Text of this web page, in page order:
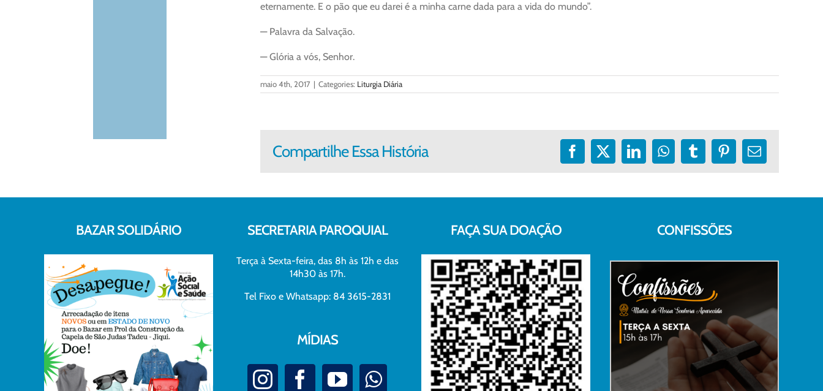
eternamente. E o pão que eu darei é a minha carne dada para a vida do mundo”.
— Palavra da Salvação.
— Glória a vós, Senhor.
maio 4th, 2017 | Categories: Liturgia Diária
Compartilhe Essa História Facebook
X LinkedInWhatsApp
TumblrPinterest
E-
BAZAR SOLIDÁRIO SECRETARIA PAROQUIAL
Terça à Sexta-feira, das 8h às 12h e das
14h30 às 17h.
Tel Fixo e Whatsapp: 84 3615-2831
MÍDIAS
FAÇA SUA DOAÇÃO CONFISSÕES